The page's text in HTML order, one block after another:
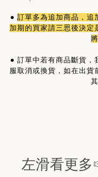
● 訂單多為追加商品 ，
加期的買家請三思後決定
● 訂單中若有商品斷貨，
服取消或換貨，如在出貨
左滑看更